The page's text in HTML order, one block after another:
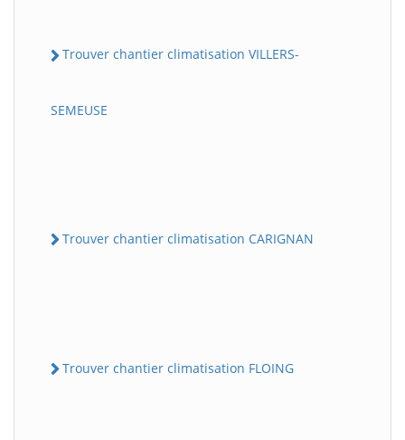
Trouver chantier climatisation VILLERS-
SEMEUSE
Trouver chantier climatisation CARIGNAN
Trouver chantier climatisation FLOING